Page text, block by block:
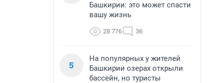
Башкирии: это может спасти
вашу жизнь
28 776 36
5
На популярных у жителей
Башкирии озерах открыли
бассейн, но туристы